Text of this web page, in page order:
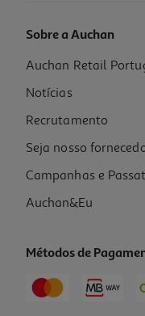
Snacks Para Gato
15.67 €/Kg
0,94 €
Sobre a Auchan
Auchan Retail
Notícias
Recrutamento
Seja nosso
Campanhas e
Auchan&Eu
Métodos de